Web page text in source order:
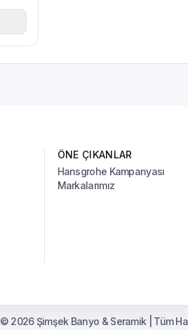
ÖNE ÇIKANLAR
Hansgrohe Kampanyası
Markalarımız
© 2026 Şimşek Banyo & Seramik | Tüm